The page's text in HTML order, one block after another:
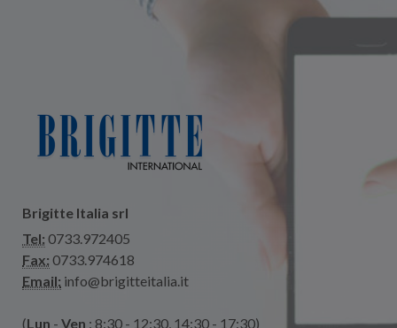
Brigitte Italia srl
Tel: 0733.972405
Fax: 0733.974618
Email: info@brigitteitalia.it
(Lun - Ven : 8:30 - 12:30, 14:30 - 17:30)